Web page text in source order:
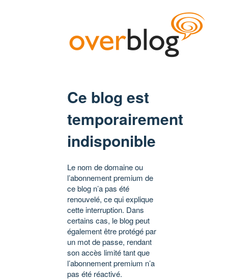
Ce blog est
temporairement
indisponible
Le nom de domaine ou
l’abonnement premium de
ce blog n’a pas été
renouvelé, ce qui explique
cette interruption. Dans
certains cas, le blog peut
également être protégé par
un mot de passe, rendant
son accès limité tant que
l’abonnement premium n’a
pas été réactivé.